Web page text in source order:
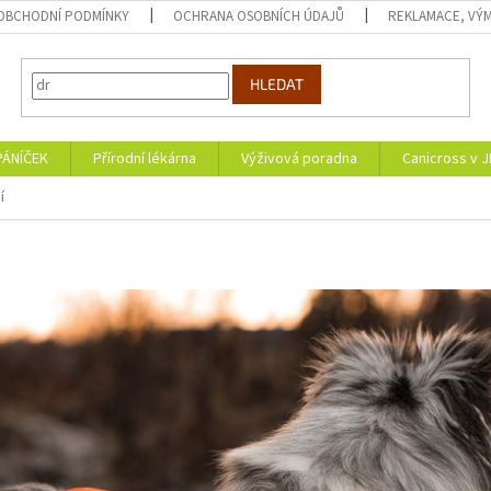
PODMÍNKY OCHRANA OSOBNÍCH ÚDAJŮ REKLAMACE,
HLEDAT
Přírodní lékárna Výživová poradna Canicross v